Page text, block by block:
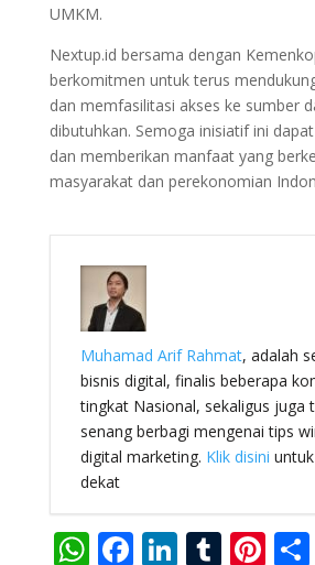
UMKM.
Nextup.id bersama dengan
berkomitmen untuk terus
dan memfasilitasi akses ke sumber
dibutuhkan. Semoga inisiatif ini
dan memberikan manfaat yang
masyarakat dan perekonomian
Muhamad Arif Rahmat, adalah
bisnis digital, finalis beberapa
tingkat Nasional, sekaligus juga
senang berbagi mengenai tips
digital marketing. Klik disini
dekat
W F Li T Pi S